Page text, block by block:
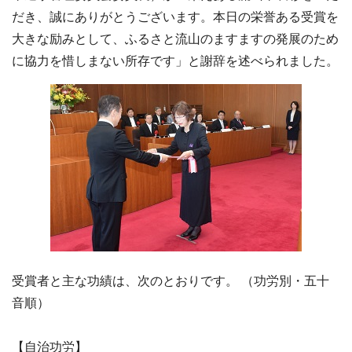
だき、誠にありがとうございます。本日の栄誉ある受賞を
大きな励みとして、ふるさと流山のますますの発展のため
に協力を惜しまない所存です」と謝辞を述べられました。
受賞者と主な功績は、次のとおりです。 （功労別・五十
音順）
【自治功労】